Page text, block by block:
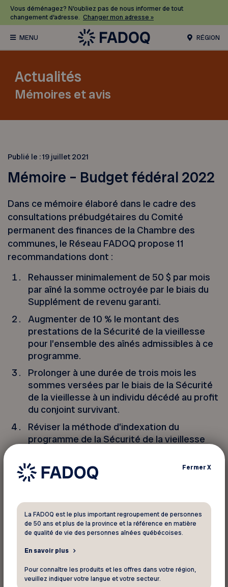
Vous déménagez? N’oubliez pas de nous informer de tout
changement d’adresse. Changer mon adresse »
RÉGION
Actualités
Mémoires et avis
Publié le :19 juillet 2021
Mémoire – Budget fédéral 2022
Dans ce mémoire élaboré dans le cadre des
consultations prébudgétaires du Comité
permanent des finances de la Chambre des
communes, le Réseau FADOQ propose 11
recommandations dont :
Rehausser minimalement de 50 $ par mois
par aîné la somme octroyée par le biais du
Supplément de revenu garanti.
Augmenter de 10 % le montant des
prestations de la Sécurité de la vieillesse
pour l’ensemble des aînés admissibles à ce
programme.
Prolonger à une durée de trois mois les
sommes versées par le biais de la Sécurité
de la vieillesse à un individu décédé au profit
du conjoint survivant.
Réviser la méthode d’indexation du
programme de la Sécurité de la vieillesse
afin de prendre en compte la croissance des
salaires au Canada.
Rehausser le seuil maximal de rémunération
proches aidants.
Lire la suite
FermerX
La FADOQ est le plus important regroupement de personnes
de 50 ans et plus de la province et la référence en matière
de qualité de vie des personnes aînées québécoises.
En savoir plus
Pour connaître les produits et les offres dans votre région,
veuillez indiquer votre langue et votre secteur.